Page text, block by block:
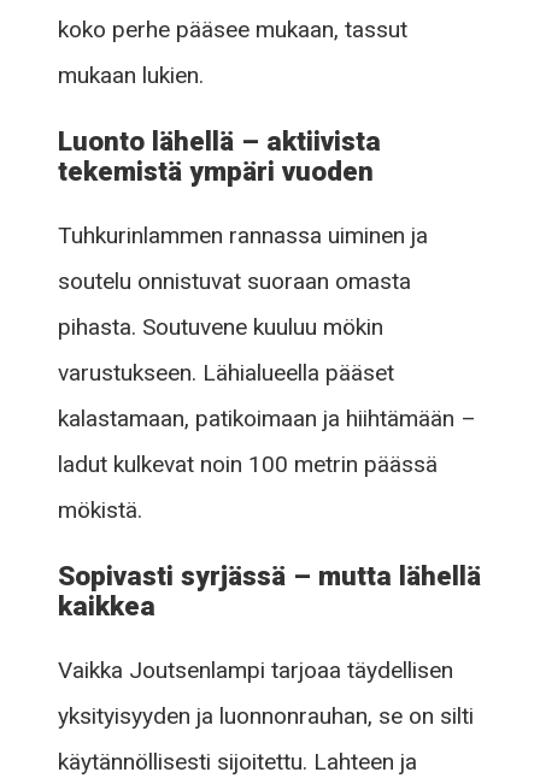
koko perhe pääsee mukaan, tassut
mukaan lukien.
Luonto lähellä – aktiivista
tekemistä ympäri vuoden
Tuhkurinlammen rannassa uiminen ja
soutelu onnistuvat suoraan omasta
pihasta. Soutuvene kuuluu mökin
varustukseen. Lähialueella pääset
kalastamaan, patikoimaan ja hiihtämään –
ladut kulkevat noin 100 metrin päässä
mökistä.
Sopivasti syrjässä – mutta lähellä
kaikkea
Vaikka Joutsenlampi tarjoaa täydellisen
yksityisyyden ja luonnonrauhan, se on silti
käytännöllisesti sijoitettu. Lahteen ja